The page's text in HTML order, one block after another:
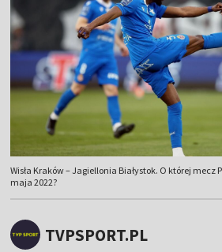
Wisła Kraków – Jagiellonia Białystok. O której mecz
maja 2022?
TVPSPORT.PL